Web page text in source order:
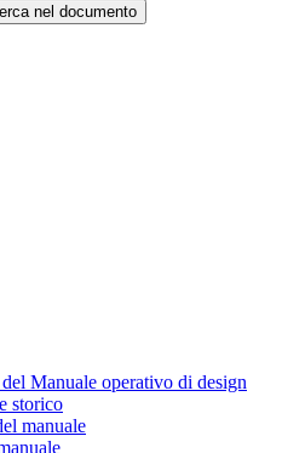
nel documento
Manuale operativo di design
storico
manuale